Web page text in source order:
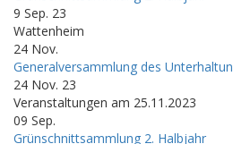
9 Sep. 23
Wattenheim
24 Nov.
Generalversammlung des
24 Nov. 23
Veranstaltungen am 25.11.2023
09 Sep.
Grünschnittsammlung 2. Halbjahr